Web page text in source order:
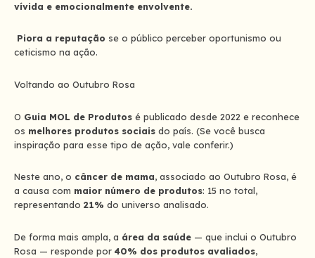
vívida e emocionalmente envolvente.
Piora a reputação se o público perceber oportunismo ou
ceticismo na ação.
Voltando ao Outubro Rosa
O Guia MOL de Produtos é publicado desde 2022 e reconhece
os melhores produtos sociais do país. (Se você busca
inspiração para esse tipo de ação, vale conferir.)
Neste ano, o câncer de mama, associado ao Outubro Rosa, é
a causa com maior número de produtos: 15 no total,
representando 21% do universo analisado.
De forma mais ampla, a área da saúde — que inclui o Outubro
Rosa — responde por 40% dos produtos avaliados,